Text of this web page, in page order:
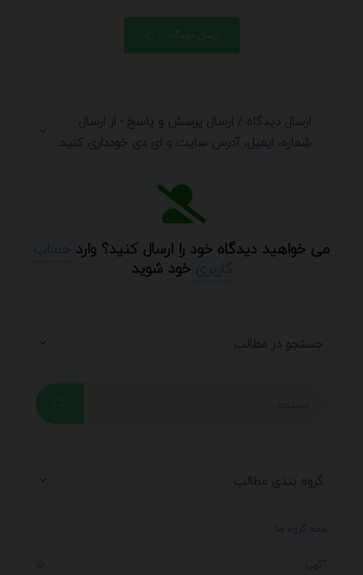
ارسال دیدگاه
ارسال دیدگاه / ارسال پرسش و پاسخ - از ارسال
شماره، ایمیل، آدرس سایت و ای دی خودداری کنید.
می خواهید دیدگاه خود را ارسال کنید؟ وارد حساب
کاربریخود شوید
جستجو در مطالب
گروه بندی مطالب
15